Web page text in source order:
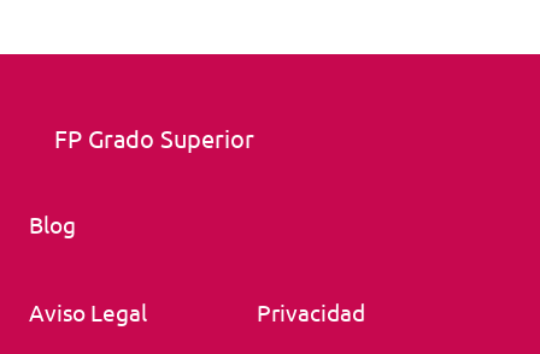
FP Grado Superior
Blog
Aviso Legal Privacidad